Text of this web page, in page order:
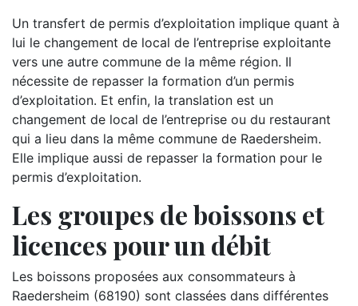
Un transfert de permis d’exploitation implique quant à
lui le changement de local de l’entreprise exploitante
vers une autre commune de la même région. Il
nécessite de repasser la formation d’un permis
d’exploitation. Et enfin, la translation est un
changement de local de l’entreprise ou du restaurant
qui a lieu dans la même commune de Raedersheim.
Elle implique aussi de repasser la formation pour le
permis d’exploitation.
Les groupes de boissons et
licences pour un débit
Les boissons proposées aux consommateurs à
Raedersheim (68190) sont classées dans différentes